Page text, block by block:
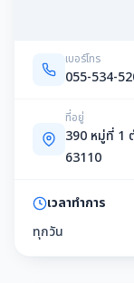
เบอร์โทร
055-534-
ที่อยู่
390 หมู่ที่ 1
63110
เวลาทำการ
ทุกวัน